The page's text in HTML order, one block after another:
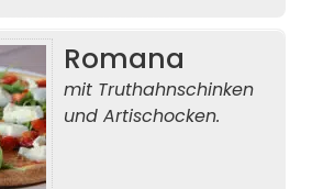
Romana
mit Truthahnschinken
und Artischocken.